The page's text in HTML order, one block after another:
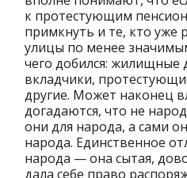
к протестующим
примкнуть и те, кто уже
улицы по менее
чего добился:
вкладчики,
другие. Может наконец
догадаются, что не
они для народа, а сами
народа. Единственное
народа — она сытая,
дала себе право